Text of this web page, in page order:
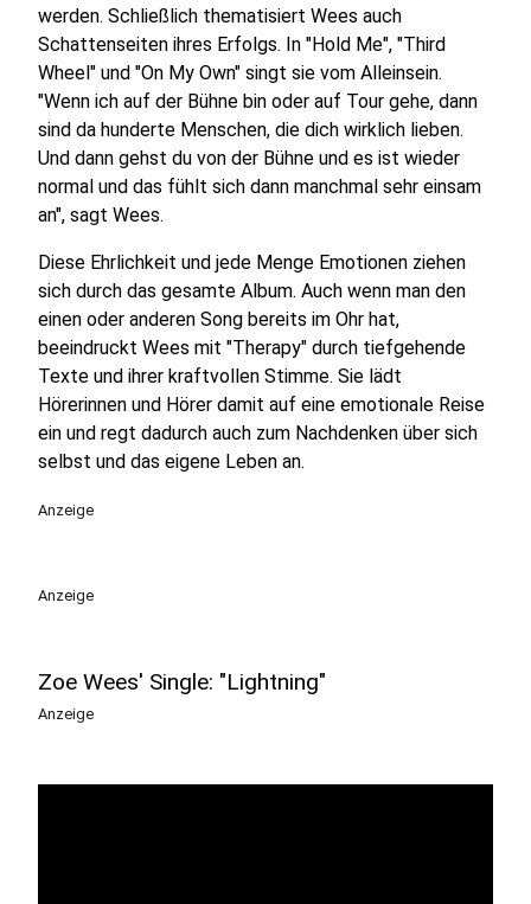
werden. Schließlich thematisiert Wees auch
Schattenseiten ihres Erfolgs. In "Hold Me", "Third
Wheel" und "On My Own" singt sie vom Alleinsein.
"Wenn ich auf der Bühne bin oder auf Tour gehe, dann
sind da hunderte Menschen, die dich wirklich lieben.
Und dann gehst du von der Bühne und es ist wieder
normal und das fühlt sich dann manchmal sehr einsam
an", sagt Wees.
Diese Ehrlichkeit und jede Menge Emotionen ziehen
sich durch das gesamte Album. Auch wenn man den
einen oder anderen Song bereits im Ohr hat,
beeindruckt Wees mit "Therapy" durch tiefgehende
Texte und ihrer kraftvollen Stimme. Sie lädt
Hörerinnen und Hörer damit auf eine emotionale Reise
ein und regt dadurch auch zum Nachdenken über sich
selbst und das eigene Leben an.
Anzeige
Anzeige
Zoe Wees' Single: "Lightning"
Anzeige